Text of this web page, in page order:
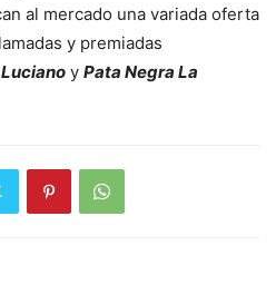
al mercado una variada oferta
y premiadas
y Pata Negra La